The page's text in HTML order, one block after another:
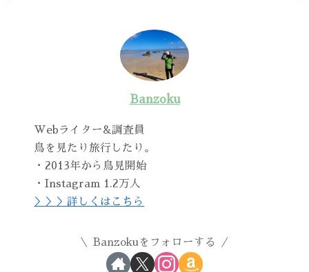
Banzoku
Webライター&調査員
鳥を見たり旅行したり。
・2013年から鳥見開始
・Instagram 1.2万人
＞＞＞詳しくはこちら
Banzokuをフォローする